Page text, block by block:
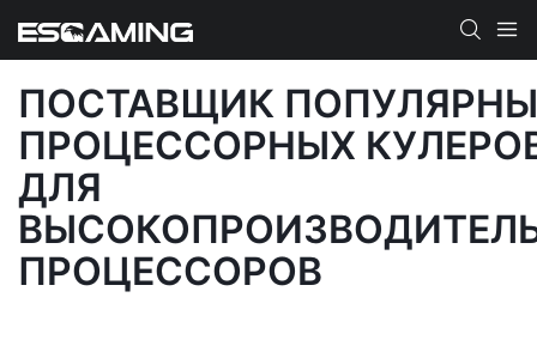
ПОСТАВЩИК
ПРОЦЕССОРНЫХ
ДЛЯ
ПРОЦЕССОРОВ